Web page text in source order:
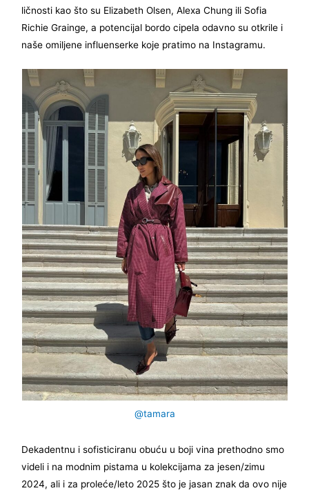
ličnosti kao što su Elizabeth Olsen, Alexa Chung ili Sofia
Richie Grainge, a potencijal bordo cipela odavno su otkrile i
naše omiljene influenserke koje pratimo na Instagramu.
@tamara
Dekadentnu i sofisticiranu obuću u boji vina prethodno smo
videli i na modnim pistama u kolekcijama za jesen/zimu
2024, ali i za proleće/leto 2025 što je jasan znak da ovo nije